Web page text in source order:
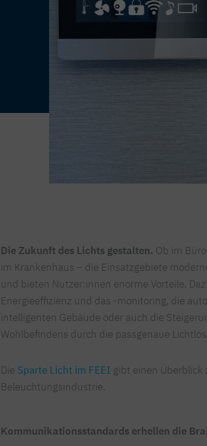
Die Zukunft des Lichts gestalten. Ob im
im Krankenhaus – die Einsatzgebiete
und bieten Nutzer:innen enorme Vorteile.
Energieeffizienz und das -monitoring, die
intelligenten Gebäude oder auch die
Wohlbefindens durch die passgenaue
Die Sparte Licht im FEEI gibt einen
Beleuchtungsindustrie.
Kommunikationsstandards erhellen die